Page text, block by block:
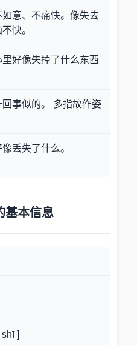
意、不痛快。像失去
快。
好像失掉了什么东西
事似的。 多指故作姿
丢失了什么。
基本信息
]